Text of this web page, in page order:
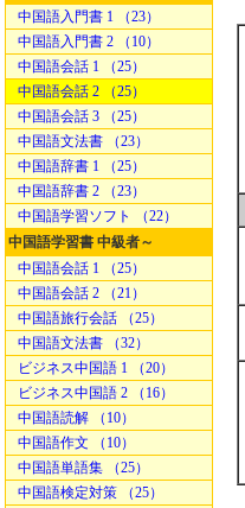
中国語入門書 1 （23）
中国語入門書 2 （10）
中国語会話 1 （25）
中国語会話 2 （25）
中国語会話 3 （25）
中国語文法書 （23）
中国語辞書 1 （25）
中国語辞書 2 （23）
中国語学習ソフト （22）
中国語学習書 中級者～
中国語会話 1 （25）
中国語会話 2 （21）
中国語旅行会話 （25）
中国語文法書 （32）
ビジネス中国語 1 （20）
ビジネス中国語 2 （16）
中国語読解 （10）
中国語作文 （10）
中国語単語集 （25）
中国語検定対策 （25）